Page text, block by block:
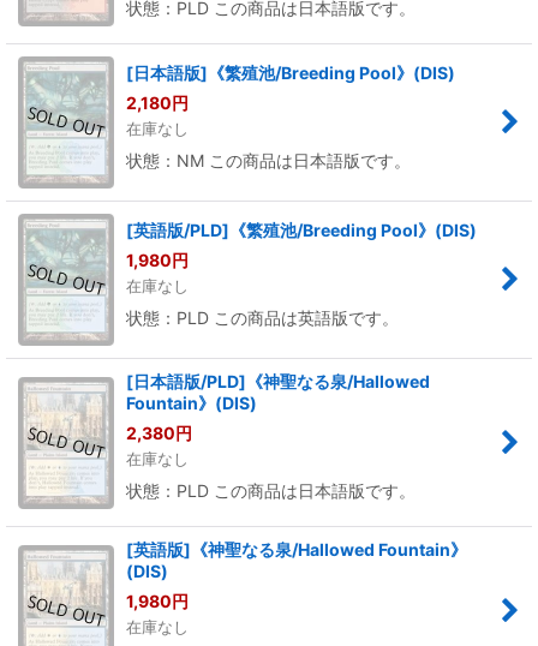
状態：PLD この商品は日本語版です。
[日本語版]《繁殖池/Breeding Pool》(DIS)
2,180円
在庫なし
状態：NM この商品は日本語版です。
[英語版/PLD]《繁殖池/Breeding Pool》(DIS)
1,980円
在庫なし
状態：PLD この商品は英語版です。
[日本語版/PLD]《神聖なる泉/Hallowed
Fountain》(DIS)
2,380円
在庫なし
状態：PLD この商品は日本語版です。
[英語版]《神聖なる泉/Hallowed Fountain》
(DIS)
1,980円
在庫なし